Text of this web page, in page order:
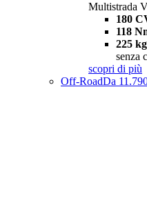
Multistrada
180
118
225 kg
senza
scopri di più
Off-RoadDa